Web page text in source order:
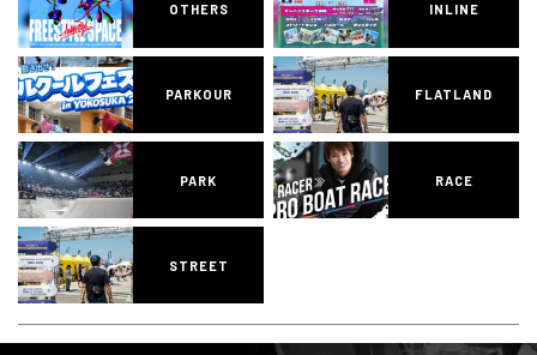
OTHERS INLINE
PARKOUR FLATLAND
PARK RACE
STREET